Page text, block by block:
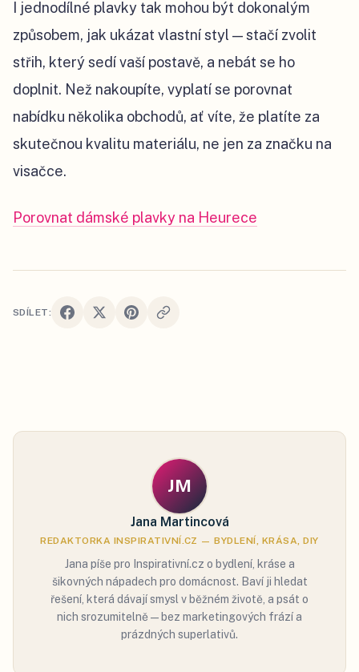
I jednodílné plavky tak mohou být dokonalým
způsobem, jak ukázat vlastní styl — stačí zvolit
střih, který sedí vaší postavě, a nebát se ho
doplnit. Než nakoupíte, vyplatí se porovnat
nabídku několika obchodů, ať víte, že platíte za
skutečnou kvalitu materiálu, ne jen za značku na
visačce.
Porovnat dámské plavky na Heurece
SDÍLET:
JM
Jana Martincová
REDAKTORKA INSPIRATIVNÍ.CZ — BYDLENÍ, KRÁSA, DIY
Jana píše pro Inspirativní.cz o bydlení, kráse a
šikovných nápadech pro domácnost. Baví ji hledat
řešení, která dávají smysl v běžném životě, a psát o
nich srozumitelně — bez marketingových frází a
prázdných superlativů.